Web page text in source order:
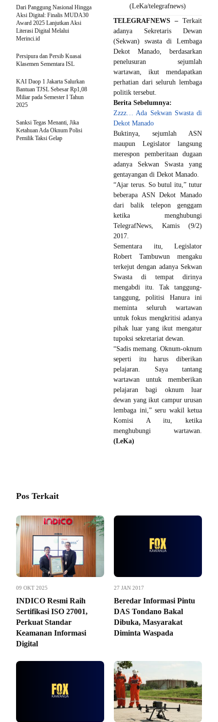
(LeKa/telegrafnews)
TELEGRAFNEWS – Terkait
adanya Sekretaris Dewan
(Sekwan) swasta di Lembaga
Dekot Manado, berdasarkan
penelusuran sejumlah
wartawan, ikut mendapatkan
perhatian dari seluruh lembaga
politik tersebut.
Berita Sebelumnya:
Zzzz… Ada Sekwan Swasta di
Dekot Manado
Buktinya, sejumlah ASN
maupun Legislator langsung
merespon pemberitaan dugaan
adanya Sekwan Swasta yang
gentayangan di Dekot Manado.
“Ajar terus. So butul itu,” tutur
beberapa ASN Dekot Manado
dari balik telepon genggam
ketika menghubungi
TelegrafNews, Kamis (9/2)
2017.
Sementara itu, Legislator
Robert Tambuwun mengaku
terkejut dengan adanya Sekwan
Swasta di tempat dirinya
mengabdi itu. Tak tanggung-
tanggung, politisi Hanura ini
meminta seluruh wartawan
untuk fokus mengkritisi adanya
pihak luar yang ikut mengatur
tupoksi sekretariat dewan.
“Sadis memang. Oknum-oknum
seperti itu harus diberikan
pelajaran. Saya tantang
wartawan untuk memberikan
pelajaran bagi oknum luar
dewan yang ikut campur urusan
lembaga ini,” seru wakil ketua
Komisi A itu, ketika
menghubungi wartawan.
(LeKa)
Dari Panggung Nasional Hingga
Aksi Digital: Finalis MUDA30
Award 2025 Lanjutkan Aksi
Literasi Digital Melalui
Merinci.id
Persipura dan Persib Kuasai
Klasemen Sementara ISL
KAI Daop 1 Jakarta Salurkan
Bantuan TJSL Sebesar Rp1,08
Miliar pada Semester I Tahun
2025
Sanksi Tegas Menanti, Jika
Ketahuan Ada Oknum Polisi
Pemilik Taksi Gelap
Pos Terkait
09 OKT 2025
INDICO Resmi Raih
Sertifikasi ISO 27001,
Perkuat Standar
Keamanan Informasi
Digital
27 JAN 2017
Beredar Informasi Pintu
DAS Tondano Bakal
Dibuka, Masyarakat
Diminta Waspada